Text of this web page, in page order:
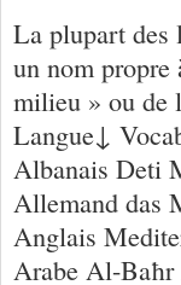
La plupart des
un nom propre
milieu » ou de
Langue↓
Albanais Deti
Allemand das
Anglais